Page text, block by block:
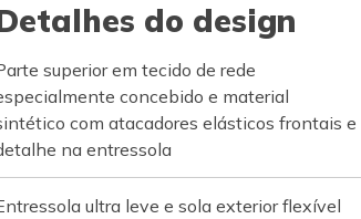
do design
superior em tecido de rede
concebido e material
com atacadores elásticos frontais e
na entressola
ultra leve e sola exterior flexível